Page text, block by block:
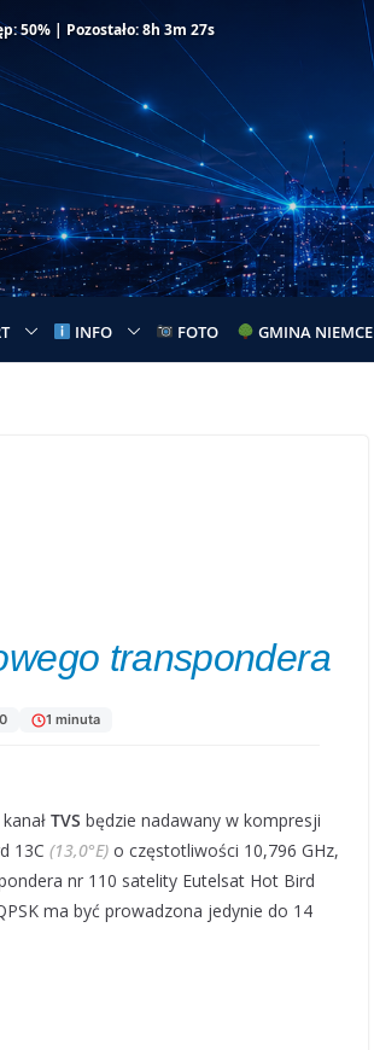
50% | Pozostało: 8h 3m 27s
INFO FOTO GMINA NIEMCE
transpondera
0 1 minuta
TVS będzie nadawany w kompresji
13C (13,0°E) o częstotliwości 10,796 GHz,
nr 110 satelity Eutelsat Hot Bird
ma być prowadzona jedynie do 14